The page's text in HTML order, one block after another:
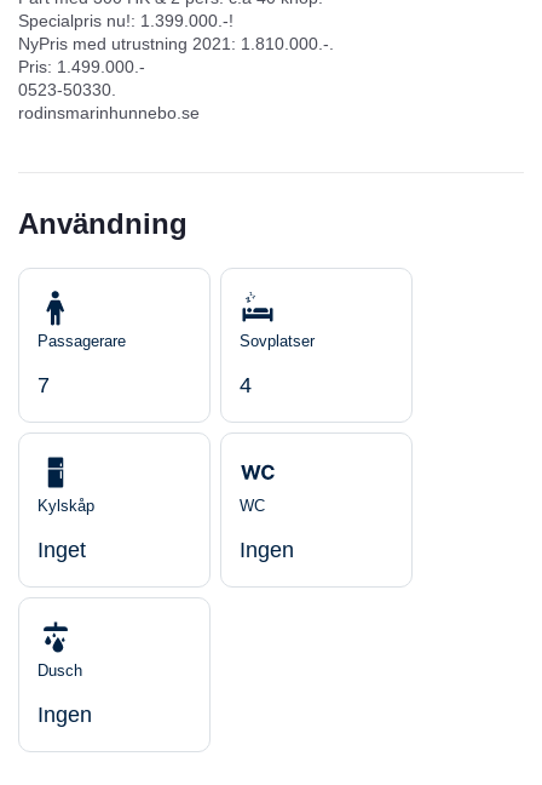
Specialpris nu!: 1.399.000.-!
NyPris med utrustning 2021: 1.810.000.-.
Pris: 1.499.000.-
0523-50330.
rodinsmarinhunnebo.se
Användning
Passagerare
7
Sovplatser
4
Kylskåp
Inget
WC
Ingen
Dusch
Ingen